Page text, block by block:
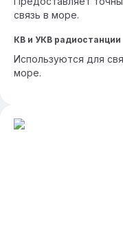
связь в море.
КВ и УКВ радиостанции
Используются для
море.